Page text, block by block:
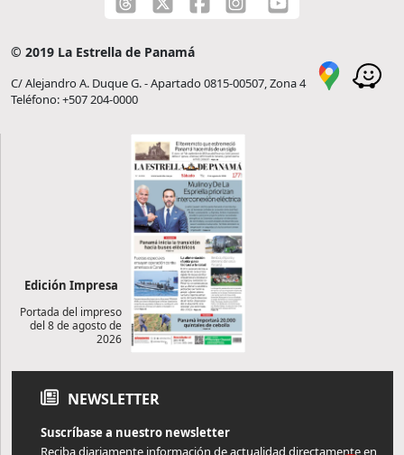
© 2019 La Estrella de Panamá
C/ Alejandro A. Duque G. - Apartado 0815-00507, Zona 4
Teléfono: +507 204-0000
Edición Impresa
Portada del impreso
del 8 de agosto de
2026
NEWSLETTER
Suscríbase a nuestro newsletter
Reciba diariamente información de actualidad directamente en